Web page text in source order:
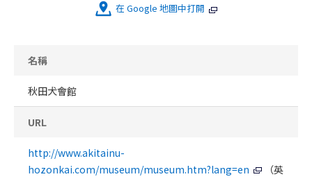
在 Google 地圖中打開
名稱
秋田犬會館
URL
http://www.akitainu-
hozonkai.com/museum/museum.htm?lang=en
（英